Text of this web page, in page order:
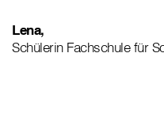
Lena,
Schülerin Fachschule für